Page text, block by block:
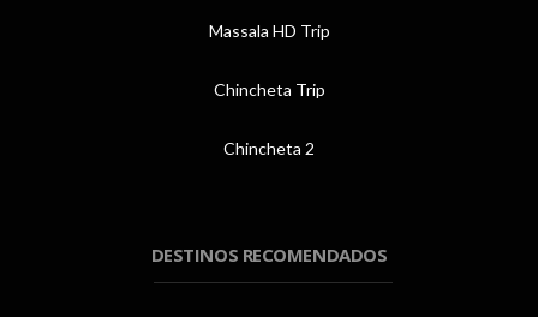
Massala HD Trip
Chincheta Trip
Chincheta 2
DESTINOS RECOMENDADOS